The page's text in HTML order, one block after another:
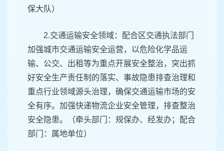
保大队）
2.交通运输安全领域：配合区交通执法部门
加强城市交通运输安全运营，以危险化学品运
输、公交、出租等为重点开展安全整治，突出抓
好安全生产责任制的落实、事故隐患排查治理和
重点行业领域源头治理，确保交通运输市场的安
全有序。加强快递物流企业安全管理，排查整治
安全隐患。（牵头部门：规保办、经发办；配合
部门：属地单位）